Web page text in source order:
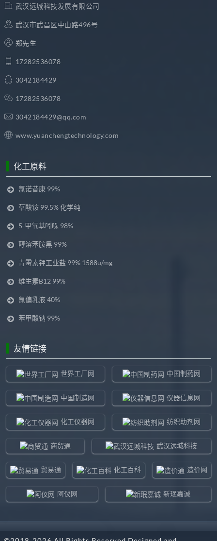
武汉远城科技发展有限公司
武汉市武昌区中山路496号
郑先生
17282536078
3042184429
17282536078
3042184429@qq.com
www.yuanchengtechnology.com
化工原料
氯诺昔康 99%
草酸铵 99.5% 化学纯
5-甲氧基吲哚 98%
醇溶苯胺黑 99%
青霉素钾工业盐 99% 1588u/mg
维生素B12 99%
氯偏乳液 40%
苯甲酸钠 99%
友情链接
世界工厂网 中国制药网
中国制造网 仪器信息网
化工仪器网 纺织助剂网
商贸通 武汉远城科技
贸易通 化工百科 造价网
阿仪网 新珉嘉诚